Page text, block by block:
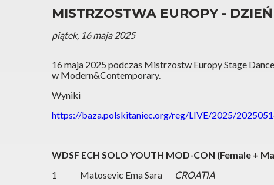
MISTRZOSTWA EUROPY - DZIEŃ
piątek, 16 maja 2025
16 maja 2025 podczas Mistrzostw Europy Stage
w Modern&Contemporary.
Wyniki
https://baza.polskitaniec.org/reg/LIVE/2025/
WDSF ECH SOLO YOUTH MOD-CON (Female +
1 Matosevic Ema Sara
CROATIA